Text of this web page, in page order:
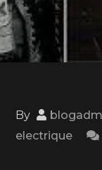
By
electrique